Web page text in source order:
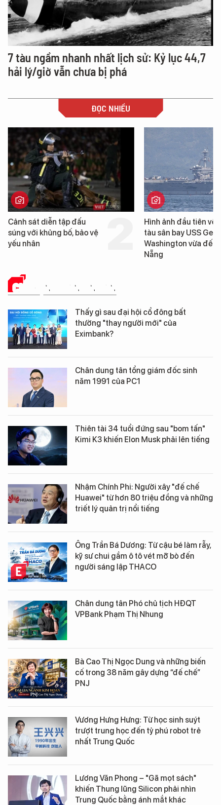
7 tàu ngầm nhanh nhất lịch sử: Kỷ lục 44,7
hải lý/giờ vẫn chưa bị phá
ĐỌC NHIỀU
Hình ảnh đầu tiên về siêu
tàu sân bay USS George
Washington vừa đến Đà
Cận cảnh chiến hạm
tống tàu sân bay USS
George Washington
Đà Nẵng
CHUYỆN DOANH NHÂN
Thấy gì sau đại hội cổ đông bất
thường "thay người mới" của
Eximbank?
Chân dung tân tổng giám đốc sinh
năm 1991 của PC1
Thiên tài 34 tuổi đứng sau "bom tấn"
Kimi K3 khiến Elon Musk phải lên tiếng
Nhậm Chính Phi: Người xây "đế chế
Huawei" từ hơn 80 triệu đồng và những
triết lý quản trị nổi tiếng
Ông Trần Bá Dương: Từ cậu bé làm rẫy,
kỹ sư chui gầm ô tô vét mỡ bò đến
người sáng lập THACO
Chân dung tân Phó chủ tịch HĐQT
VPBank Phạm Thị Nhung
Bà Cao Thị Ngọc Dung và những biến
cố trong 38 năm gây dựng “đế chế”
PNJ
Vương Hưng Hưng: Từ học sinh suýt
trượt trung học đến tỷ phú robot trẻ
nhất Trung Quốc
Lương Văn Phong – "Gã mọt sách"
khiến Thung lũng Silicon phải nhìn
Trung Quốc bằng ánh mắt khác